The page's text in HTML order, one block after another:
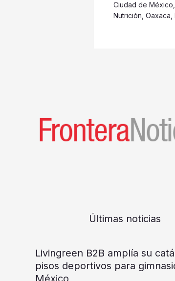
Ciudad de México
Nutrición Oaxaca
Últimas noticias
Livingreen B2B amplía su
pisos deportivos para